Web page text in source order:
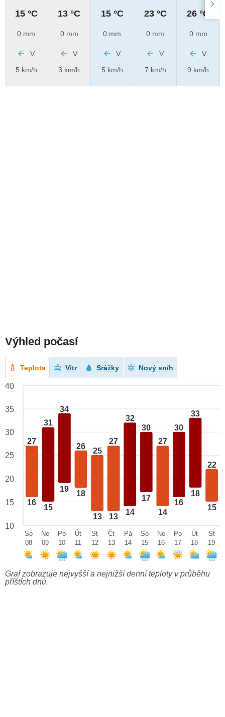
15 °C
0 mm
V
5 km/h
13 °C
0 mm
V
3 km/h
15 °C
0 mm
V
5 km/h
23 °C
0 mm
V
7 km/h
26 °C
0 mm
V
9 km/h
Výhled počasí
Teplota Vítr Srážky Nový sníh
27
16
31
15
34
19
26
18
25
13
27
13
32
14
30
17
27
14
30
16
33
18
22
15
40
35
30
25
20
15
10
So
08
Ne
09
Po
10
Út
11
St
12
Čt
13
Pá
14
So
15
Ne
16
Po
17
Út
18
St
19
Graf zobrazuje nejvyšší a nejnižší denní teploty v průběhu
příštích dnů.